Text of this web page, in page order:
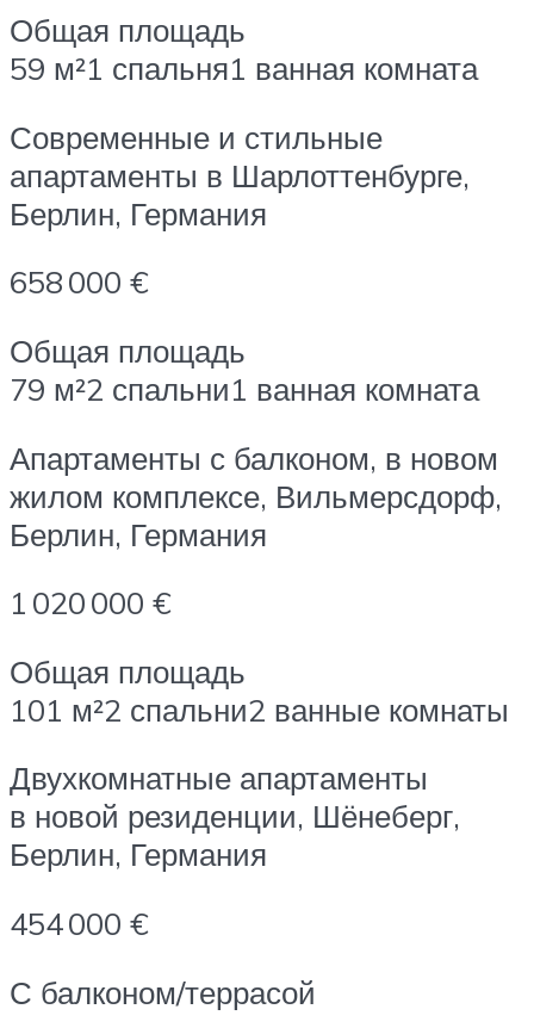
Общая площадь
59 м²1 спальня1 ванная комната
Современные и стильные
апартаменты в Шарлоттенбурге,
Берлин, Германия
658 000 €
Общая площадь
79 м²2 спальни1 ванная комната
Апартаменты с балконом, в новом
жилом комплексе, Вильмерсдорф,
Берлин, Германия
1 020 000 €
Общая площадь
101 м²2 спальни2 ванные комнаты
Двухкомнатные апартаменты
в новой резиденции, Шёнеберг,
Берлин, Германия
454 000 €
С балконом/террасой